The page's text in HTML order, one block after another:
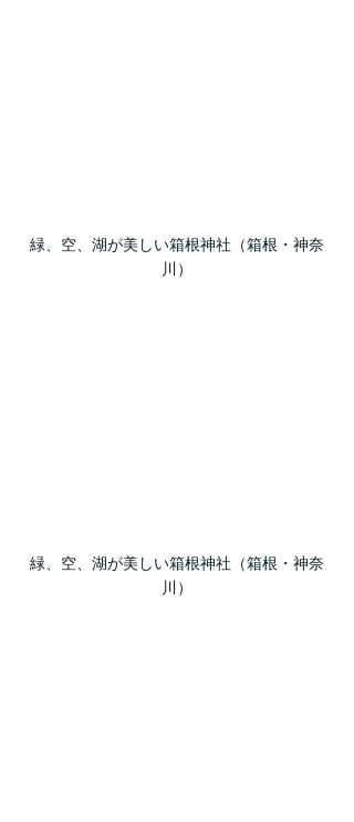
緑、空、湖が美しい箱根神社（箱根・神奈
川）
緑、空、湖が美しい箱根神社（箱根・神奈
川）